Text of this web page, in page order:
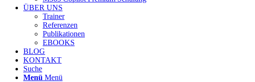
ÜBER UNS
Trainer
Referenzen
Publikationen
EBOOKS
BLOG
KONTAKT
Suche
Menü Menü